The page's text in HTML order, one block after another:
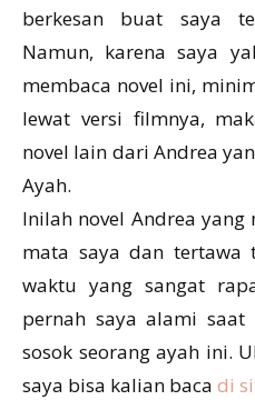
berkesan buat saya
Namun, karena saya
membaca novel ini,
lewat versi filmnya,
novel lain dari Andrea
Ayah.
Inilah novel Andrea
mata saya dan tertawa
waktu yang sangat
pernah saya alami saat
sosok seorang ayah ini.
saya bisa kalian baca di